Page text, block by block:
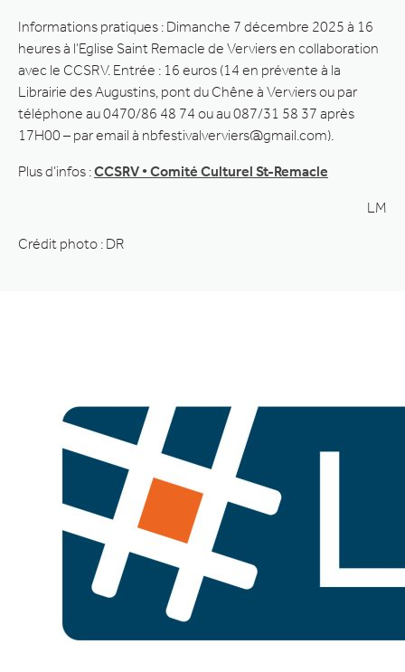
Informations pratiques : Dimanche 7 décembre 2025 à 16
heures à l’Eglise Saint Remacle de Verviers en collaboration
avec le CCSRV. Entrée : 16 euros (14 en prévente à la
Librairie des Augustins, pont du Chêne à Verviers ou par
téléphone au 0470/86 48 74 ou au 087/31 58 37 après
17H00 – par email à nbfestivalverviers@gmail.com).
Plus d’infos :CCSRV • Comité Culturel St-Remacle
LM
Crédit photo : DR